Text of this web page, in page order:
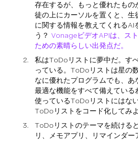
存在するが、もっと優れたもの
徒の上にカーソルを置くと、生
に関する情報を教えてくれるAI
う？ VonageビデオAPIは、ス
ための素晴らしい出発点だ。
私はToDoリストに夢中だ。す
っている。ToDoリストは星の
なに優れたプログラムでも、あ
最適な機能をすべて備えている
使っているToDoリストにはな
ToDoリストをコード化してみよ
ToDoリストのテーマを続ける
リ、メモアプリ、リマインダ